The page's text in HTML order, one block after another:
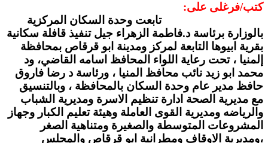
كتب/فرغلى على:
تابعت وحدة السكان المركزية
بالوزارة برئاسة د.فاطمة الزهراء جيل تنفيذ قافلة سكانية
بقرية ابيوها التابعة لمركز ومدينة ابو قرقاص بمحافظة
إلمنيا ، تحت رعاية اللواء المحافظ اسامه القاضي، ود
محمد ابو زيد نائب محافظ المنيا ، ورئاسة د رضا فاروق
حافظ مدير عام وحدة السكان بالمحافظة ، وبالتنسيق
مع مديرية الصحة ادارة تنظيم الاسرة ومديرية الشباب
والرياضه ومديرية القوى العاملة وهيئة تعليم الكبار وجهاز
المشروعات المتوسطة والصغيرة ومتناهية الصغر
،ومديرية الاوقاف ومطرانية ابو قرقاص والمجلس